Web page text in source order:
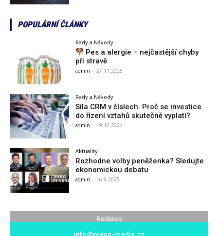
POPULÁRNÍ ČLÁNKY
Rady a Návody
Pes a alergie – nejčastější chyby
při stravě
admin - 27.11.2025
Rady a Návody
Síla CRM v číslech. Proč se investice
do řízení vztahů skutečně vyplatí?
admin - 19.12.2024
Aktuality
Rozhodne volby peněženka? Sledujte
ekonomickou debatu
admin - 16.9.2025
Redakce